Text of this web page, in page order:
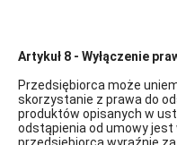
Artykuł 8 - Wyłączenie
Przedsiębiorca może
skorzystanie z prawa do
produktów opisanych w
odstąpienia od umowy jest